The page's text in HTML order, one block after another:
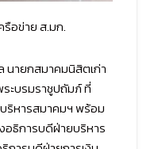
อข่าย ส.มก.
นายกสมาคมนิสิตเก่า
ะบรมราชูปถัมภ์ ที่
ริหารสมาคมฯ พร้อม
อธิการบดีฝ่ายบริหาร